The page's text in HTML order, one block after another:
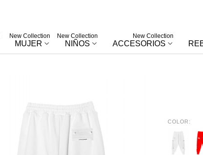
MUJER
New Collection
NIÑOS
New Collection
ACCESORIOS
New Collection
COLOR
WHITE